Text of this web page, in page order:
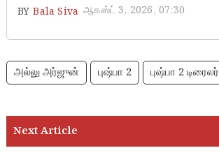
BY Bala Siva ஆகஸ்ட் 3, 2026, 07:30
அல்லு அர்ஜுன் புஷ்பா 2 புஷ்பா 2 டிரைலர்